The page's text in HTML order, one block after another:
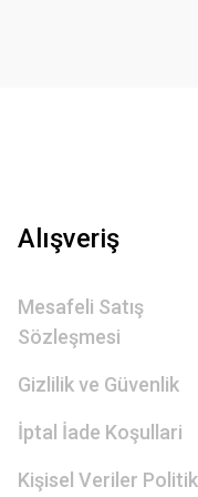
Alışveriş
Mesafeli Satış
Sözleşmesi
Gizlilik ve Güvenlik
İptal İade Koşullari
Kişisel Veriler